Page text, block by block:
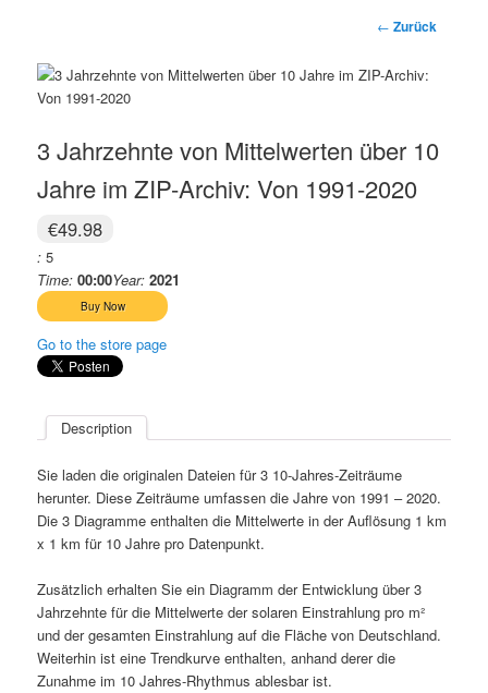
Beitrags-
← Zurück
3 Jahrzehnte von Mittelwerten über 10
Jahre im ZIP-Archiv: Von 1991-2020
€49.98
:5
Time:00:00Year:2021
Go to the store page
Description
Sie laden die originalen Dateien für 3 10-Jahres-Zeiträume
herunter. Diese Zeiträume umfassen die Jahre von 1991 – 2020.
Die 3 Diagramme enthalten die Mittelwerte in der Auflösung 1 km
x 1 km für 10 Jahre pro Datenpunkt.
Zusätzlich erhalten Sie ein Diagramm der Entwicklung über 3
Jahrzehnte für die Mittelwerte der solaren Einstrahlung pro m²
und der gesamten Einstrahlung auf die Fläche von Deutschland.
Weiterhin ist eine Trendkurve enthalten, anhand derer die
Zunahme im 10 Jahres-Rhythmus ablesbar ist.